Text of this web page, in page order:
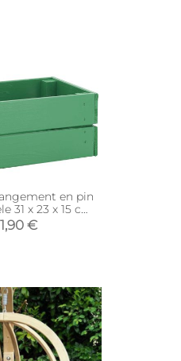
en pin
31 x 23 x 15 cm
menthe)
€